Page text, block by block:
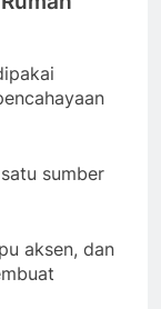
sumber
aksen, dan